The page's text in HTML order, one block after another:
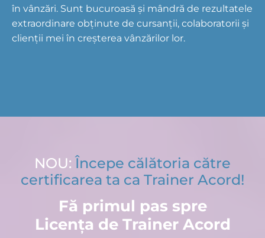
în vânzări. Sunt bucuroasă și mândră de rezultatele
extraordinare obținute de cursanții, colaboratorii și
clienții mei în creșterea vânzărilor lor.
NOU: Începe călătoria către
certificarea ta ca Trainer Acord!
Fă primul pas spre
Licența de Trainer Acord